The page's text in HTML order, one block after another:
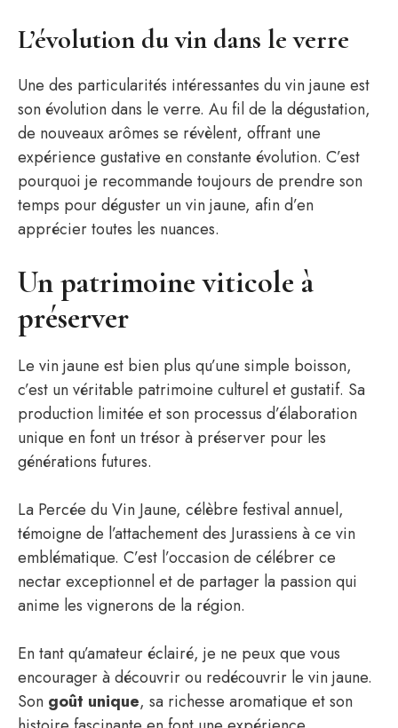
L’évolution du vin dans le verre
Une des particularités intéressantes du vin jaune est
son évolution dans le verre. Au fil de la dégustation,
de nouveaux arômes se révèlent, offrant une
expérience gustative en constante évolution. C’est
pourquoi je recommande toujours de prendre son
temps pour déguster un vin jaune, afin d’en
apprécier toutes les nuances.
Un patrimoine viticole à
préserver
Le vin jaune est bien plus qu’une simple boisson,
c’est un véritable patrimoine culturel et gustatif. Sa
production limitée et son processus d’élaboration
unique en font un trésor à préserver pour les
générations futures.
La Percée du Vin Jaune, célèbre festival annuel,
témoigne de l’attachement des Jurassiens à ce vin
emblématique. C’est l’occasion de célébrer ce
nectar exceptionnel et de partager la passion qui
anime les vignerons de la région.
En tant qu’amateur éclairé, je ne peux que vous
encourager à découvrir ou redécouvrir le vin jaune.
Son goût unique, sa richesse aromatique et son